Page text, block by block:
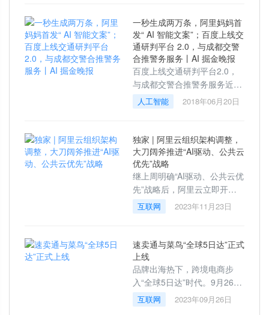
美国当地时间周二早上证实
一秒生成两万条，阿里妈妈首
发“ AI 智能文案”；百度上线交
通研判平台 2.0，与成都交警
合推警务服务丨AI 掘金晚报
百度上线交通研判平台2.0，
与成都交警合推警务服务近
日，百度地图新版实时交通监
测与研判分析平台（以下简称
上线。据悉，此次
人工智能 2018年06月20日
独家 | 阿里云组织架构调整，
大刀阔斧推进“AI驱动、公共云
优先”战略
继上周明确“AI驱动、公共云优
先”战略后，阿里云立即开展
了大刀阔斧的变革行动。雷峰
网独家获悉，11月23日，阿里
整，首次成立
互联网 2023年11月23日
速卖通与菜鸟“全球5日达”正式
上线
品牌出海热下，跨境电商步
入“全球5日达”时代。9月26
日，速卖通联合菜鸟正式宣布
上线“全球5日达”国际快递快线
互联网 2023年09月26日